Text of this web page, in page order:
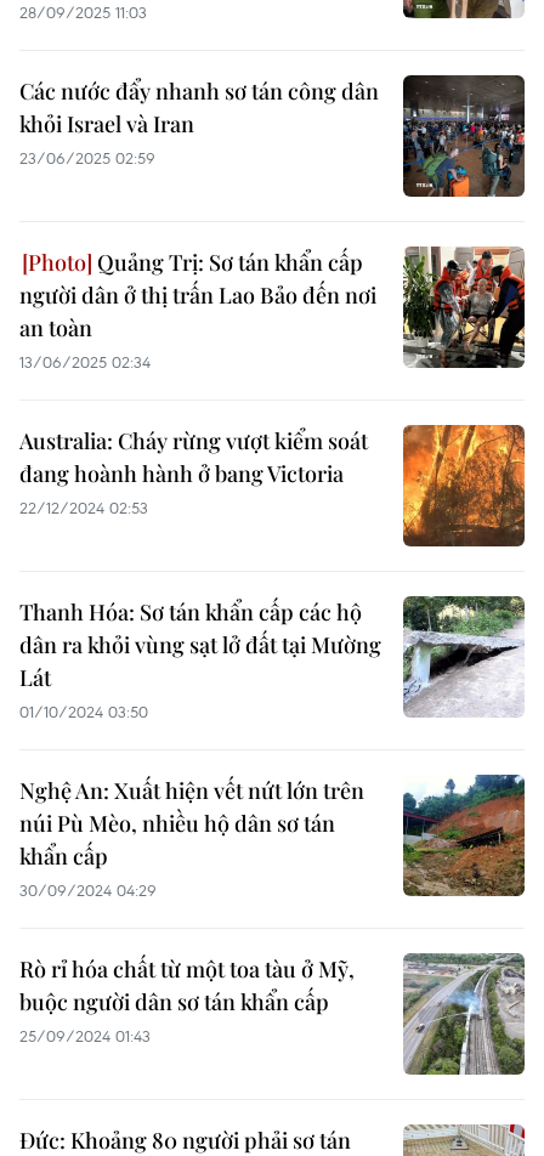
28/09/2025 11:03
Các nước đẩy nhanh sơ tán công dân
khỏi Israel và Iran
23/06/2025 02:59
Quảng Trị: Sơ tán khẩn cấp
người dân ở thị trấn Lao Bảo đến nơi
an toàn
13/06/2025 02:34
Australia: Cháy rừng vượt kiểm soát
đang hoành hành ở bang Victoria
22/12/2024 02:53
Thanh Hóa: Sơ tán khẩn cấp các hộ
dân ra khỏi vùng sạt lở đất tại Mường
Lát
01/10/2024 03:50
Nghệ An: Xuất hiện vết nứt lớn trên
núi Pù Mèo, nhiều hộ dân sơ tán
khẩn cấp
30/09/2024 04:29
Rò rỉ hóa chất từ một toa tàu ở Mỹ,
buộc người dân sơ tán khẩn cấp
25/09/2024 01:43
Đức: Khoảng 80 người phải sơ tán